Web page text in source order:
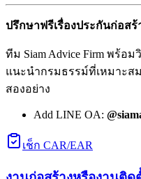
ปรึกษาฟรีเรื่องประกันก่อสร้
ทีม Siam Advice Firm พร้อ
แนะนำกรมธรรม์ที่เหมาะส
สองอย่าง
Add LINE OA:
เช็ก CAR/EAR